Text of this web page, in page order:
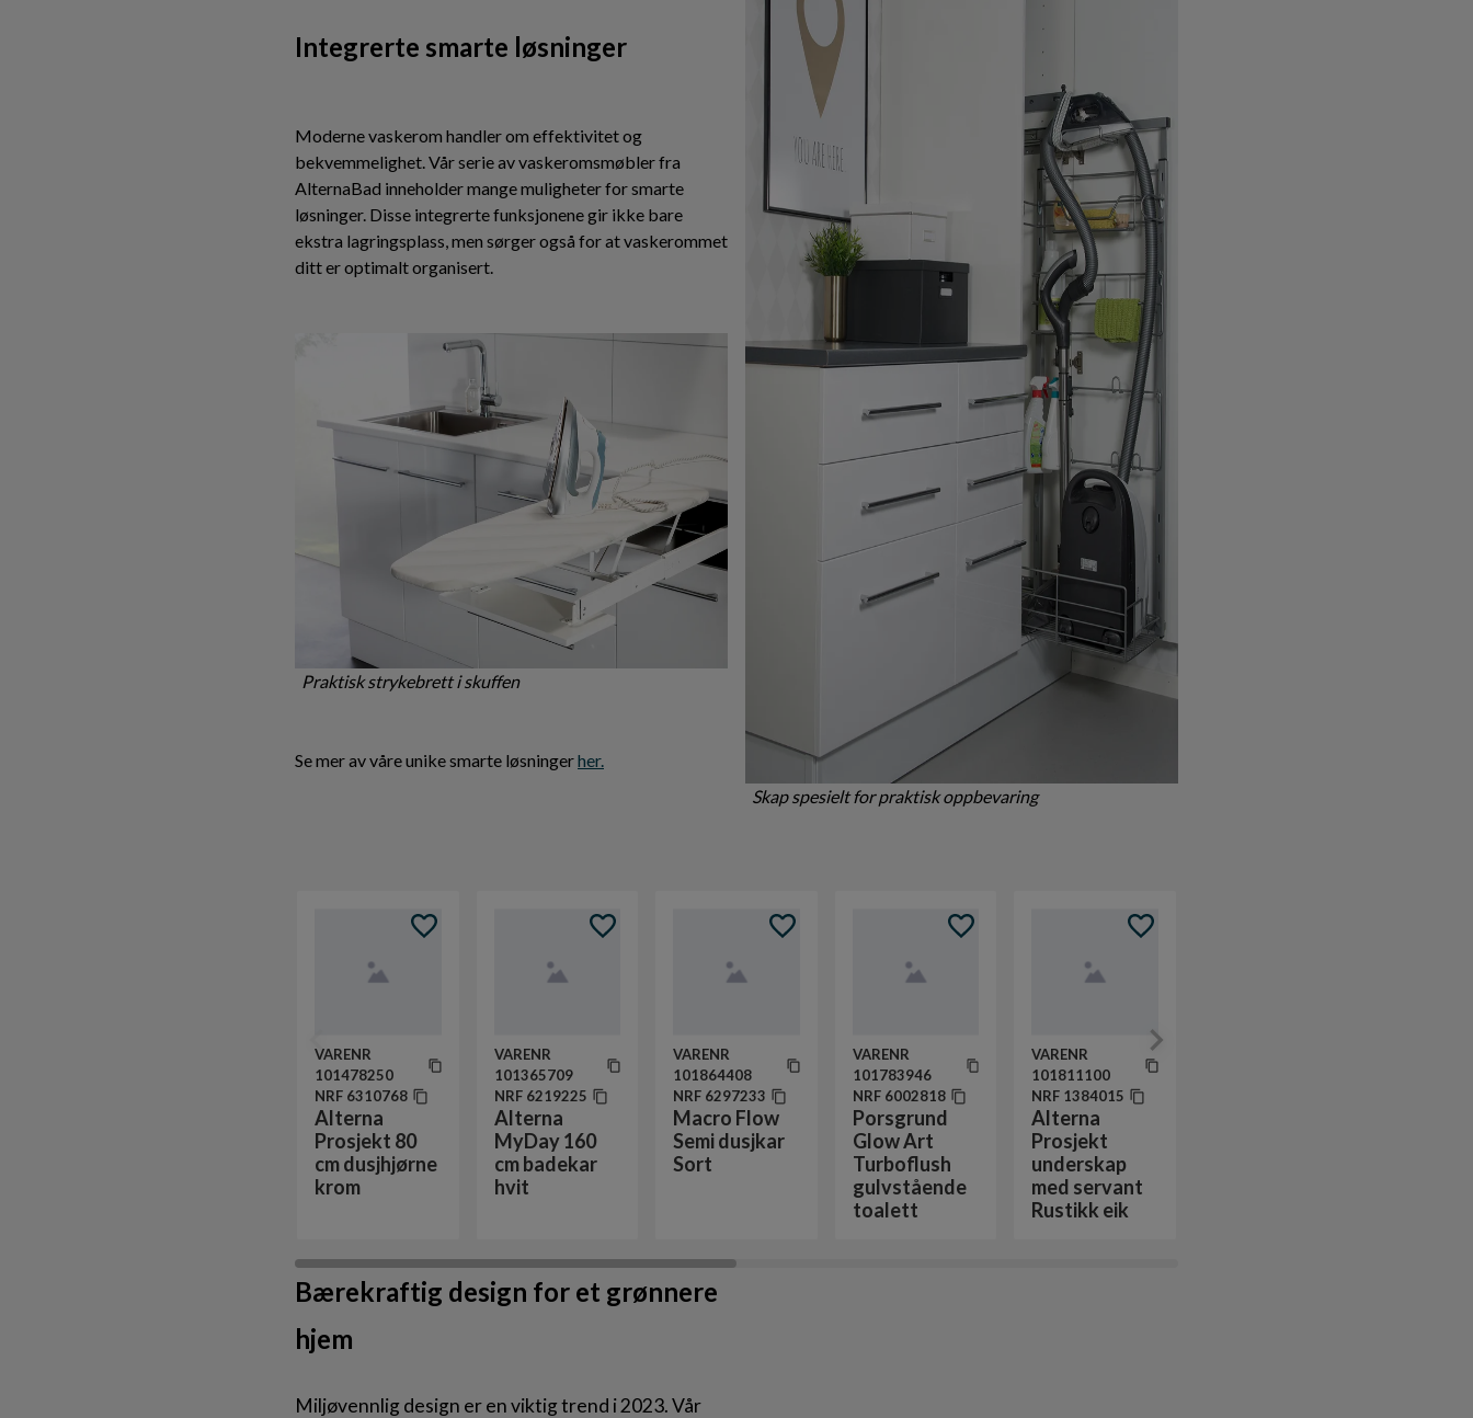
Integrerte smarte løsninger
Moderne vaskerom handler om effektivitet og
bekvemmelighet. Vår serie av vaskeromsmøbler fra
AlternaBad inneholder mange muligheter for smarte
løsninger. Disse integrerte funksjonene gir ikke bare
ekstra lagringsplass, men sørger også for at vaskerommet
ditt er optimalt organisert.
Praktisk strykebrett i skuffen
Se mer av våre unike smarte løsningerher.
Skap spesielt for praktisk oppbevaring
VARENR
101478250
NRF 6310768
Alterna
Prosjekt 80
cm dusjhjørne
krom
VARENR
101365709
NRF 6219225
Alterna
MyDay 160
cm badekar
hvit
VARENR
101864408
NRF 6297233
Macro Flow
Semi dusjkar
Sort
VARENR
101783946
NRF 6002818
Porsgrund
Glow Art
Turboflush
gulvstående
toalett
VARENR
101811100
NRF 1384015
Alterna
Prosjekt
underskap
med servant
Rustikk eik
Bærekraftig design for et grønnere
hjem
Miljøvennlig design er en viktig trend i 2023. Vår